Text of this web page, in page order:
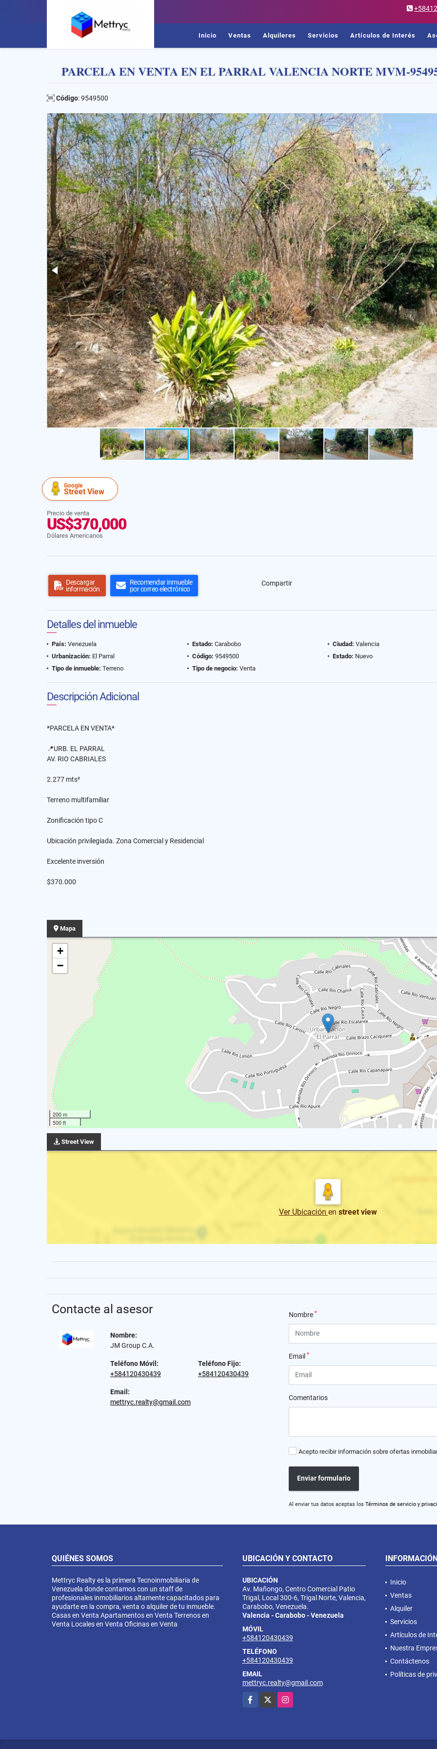
Inicio Ventas Alquileres Servicios Artículos de Interés
PARCELA EN VENTA EN EL PARRAL VALENCIA NORTE MVM-
Código: 9549500
Google
Street View
Precio de venta
US$370,000
Dólares Americanos
Descargar
información
Recomendar inmueble
por correo electrónico
Compartir
Detalles del inmueble
País: Venezuela Estado: Carabobo Ciudad: Valencia
Urbanización: El Parral Código: 9549500 Estado: Nuevo
Tipo de inmueble: Terreno Tipo de negocio: Venta
Descripción Adicional
*PARCELA EN VENTA*
📍URB. EL PARRAL
AV. RIO CABRIALES
2.277 mts²
Terreno multifamiliar
Zonificación tipo C
Ubicación privilegiada. Zona Comercial y Residencial
Excelente inversión
$370.000
Mapa
+
−
200 m
500 ft
Street View
Ver Ubicación en street view
Contacte al asesor
Nombre:
JM Group C.A.
Teléfono Móvil:
+584120430439
Teléfono Fijo:
+584120430439
Email:
mettryc.realty@gmail.com
Nombre *
Email *
Comentarios
Acepto recibir información sobre ofertas
Enviar formulario
Al enviar tus datos aceptas los Términos de servicio y
QUIÉNES SOMOS
Mettryc Realty es la primera Tecnoinmobiliaria de
Venezuela donde contamos con un staff de
profesionales inmobiliarios altamente capacitados para
ayudarte en la compra, venta o alquiler de tu inmueble.
Casas en Venta Apartamentos en Venta Terrenos en
Venta Locales en Venta Oficinas en Venta
UBICACIÓN Y CONTACTO
UBICACIÓN
Av. Mañongo, Centro Comercial Patio
Trigal, Local 300-6, Trigal Norte, Valencia,
Carabobo, Venezuela.
Valencia - Carabobo - Venezuela
MÓVIL
+584120430439
TELÉFONO
+584120430439
EMAIL
mettryc.realty@gmail.com
Facebook
Instagram
Inicio
Ventas
Alquiler
Servicios
Artículos de
Nuestra
Contáctenos
Políticas de